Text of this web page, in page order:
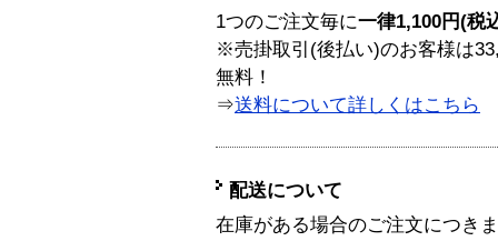
1つのご注文毎に一律1,100円(税
※売掛取引(後払い)のお客様は
無料！
⇒送料について詳しくはこちら
配送について
在庫がある場合のご注文につき